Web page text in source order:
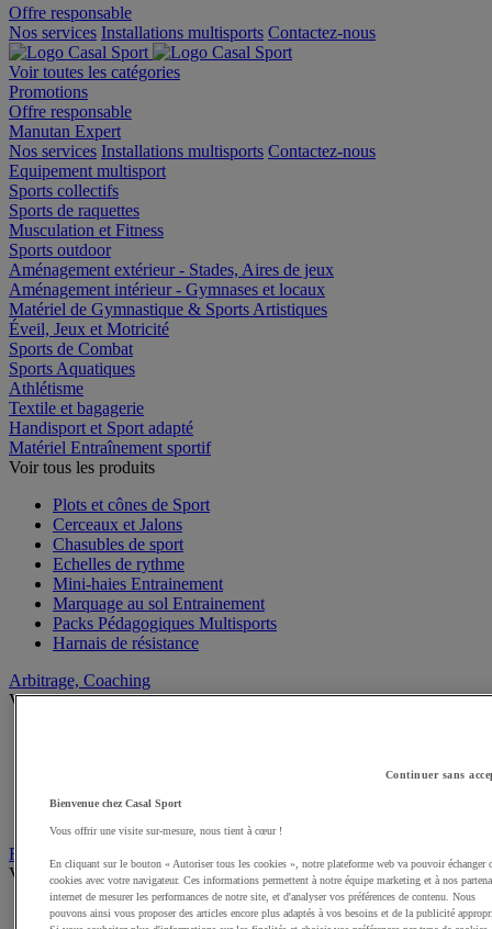
Offre responsable
Nos services Installations multisports Contactez-nous
Voir toutes les catégories
Promotions
Offre responsable
Manutan Expert
Nos services Installations multisports Contactez-nous
Equipement multisport
Sports collectifs
Sports de raquettes
Musculation et Fitness
Sports outdoor
Aménagement extérieur - Stades, Aires de jeux
Aménagement intérieur - Gymnases et locaux
Matériel de Gymnastique & Sports Artistiques
Éveil, Jeux et Motricité
Sports de Combat
Sports Aquatiques
Athlétisme
Textile et bagagerie
Handisport et Sport adapté
Matériel Entraînement sportif
Voir tous les produits
Plots et cônes de Sport
Cerceaux et Jalons
Chasubles de sport
Echelles de rythme
Mini-haies Entrainement
Marquage au sol Entrainement
Packs Pédagogiques Multisports
Harnais de résistance
Arbitrage, Coaching
Voir tous les produits
Brassards de sport
Récompenses sportives
Voir tous les produits
Coupes et trophées sportifs
Continuer sans
Bienvenue chez Casal Sport
Vous offrir une visite sur-mesure, nous tient à cœur !
En cliquant sur le bouton « Autoriser tous les cookies », notre plateforme web va pouvoir échanger
cookies avec votre navigateur. Ces informations permettent à notre équipe marketing et à nos
internet de mesurer les performances de notre site, et d'analyser vos préférences de contenu. Nous
pouvons ainsi vous proposer des articles encore plus adaptés à vos besoins et de la publicité